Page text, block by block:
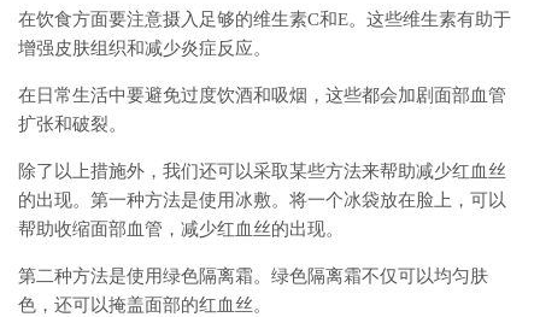
在饮食方面要注意摄入足够的维生素C和E。这些维生素有助于
增强皮肤组织和减少炎症反应。
在日常生活中要避免过度饮酒和吸烟，这些都会加剧面部血管
扩张和破裂。
除了以上措施外，我们还可以采取某些方法来帮助减少红血丝
的出现。第一种方法是使用冰敷。将一个冰袋放在脸上，可以
帮助收缩面部血管，减少红血丝的出现。
第二种方法是使用绿色隔离霜。绿色隔离霜不仅可以均匀肤
色，还可以掩盖面部的红血丝。